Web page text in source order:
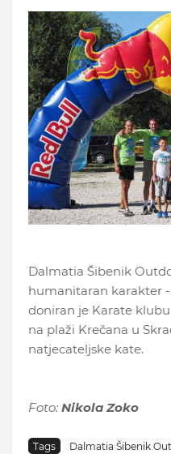
Dalmatia Šibenik
humanitaran karakter
doniran je Karate
na plaži Krečana u
natjecateljske kate.
Foto: Nikola Zoko
Tags Dalmatia Šibenik